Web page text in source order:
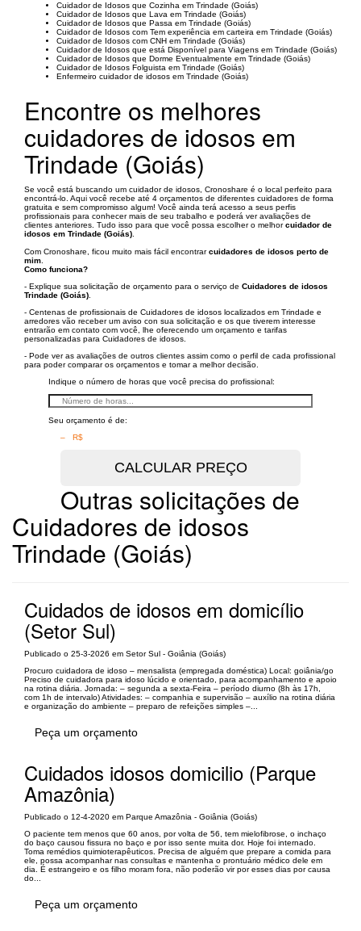
Cuidador de Idosos que Cozinha em Trindade (Goiás)
Cuidador de Idosos que Lava em Trindade (Goiás)
Cuidador de Idosos que Passa em Trindade (Goiás)
Cuidador de Idosos com Tem experiência em carteira em Trindade (Goiás)
Cuidador de Idosos com CNH em Trindade (Goiás)
Cuidador de Idosos que está Disponível para Viagens em Trindade (Goiás)
Cuidador de Idosos que Dorme Eventualmente em Trindade (Goiás)
Cuidador de Idosos Folguista em Trindade (Goiás)
Enfermeiro cuidador de idosos em Trindade (Goiás)
Encontre os melhores
cuidadores de idosos em
Trindade (Goiás)
Se você está buscando um cuidador de idosos, Cronoshare é o local perfeito para
encontrá-lo. Aqui você recebe até 4 orçamentos de diferentes cuidadores de forma
gratuita e sem compromisso algum! Você ainda terá acesso a seus perfis
profissionais para conhecer mais de seu trabalho e poderá ver avaliações de
clientes anteriores. Tudo isso para que você possa escolher o melhorcuidador de
idosos em Trindade (Goiás)
Com Cronoshare, ficou muito mais fácil encontrarcuidadores de idosos perto de
mim
Como funciona?
- Explique sua solicitação de orçamento para o serviço de Cuidadores de idosos
Trindade (Goiás)
- Centenas de profissionais de Cuidadores de idosos localizados em Trindade e
arredores vão receber um aviso con sua solicitação e os que tiverem interesse
entrarão em contato com você, lhe oferecendo um orçamento e tarifas
personalizadas para Cuidadores de idosos.
- Pode ver as avaliações de outros clientes assim como o perfil de cada profissional
para poder comparar os orçamentos e tomar a melhor decisão.
Indique o número de horas que você precisa do profissional:
Seu orçamento é de:
– R$
Outras solicitações de
Cuidadores de idosos
Trindade (Goiás)
Cuidados de idosos em domicílio
(Setor Sul)
Publicado o 25-3-2026 em Setor Sul - Goiânia (Goiás)
Procuro cuidadora de idoso – mensalista (empregada doméstica) Local: goiânia/go
Preciso de cuidadora para idoso lúcido e orientado, para acompanhamento e apoio
na rotina diária. Jornada: – segunda a sexta-Feira – período diurno (8h às 17h,
com 1h de intervalo) Atividades: – companhia e supervisão – auxílio na rotina diária
e organização do ambiente – preparo de refeições simples –...
Peça um orçamento
Cuidados idosos domicilio (Parque
Amazônia)
Publicado o 12-4-2020 em Parque Amazônia - Goiânia (Goiás)
O paciente tem menos que 60 anos, por volta de 56, tem mielofibrose, o inchaço
do baço causou fissura no baço e por isso sente muita dor. Hoje foi internado.
Toma remédios quimioterapêuticos. Precisa de alguém que prepare a comida para
ele, possa acompanhar nas consultas e mantenha o prontuário médico dele em
dia. É estrangeiro e os filho moram fora, não poderão vir por esses dias por causa
do...
Peça um orçamento